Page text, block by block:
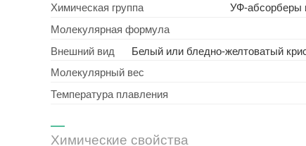
Химическая группа
УФ-абсорберы
Молекулярная формула
Внешний вид
Белый или бледно-желтоватый
Молекулярный вес
Температура плавления
Химические свойства